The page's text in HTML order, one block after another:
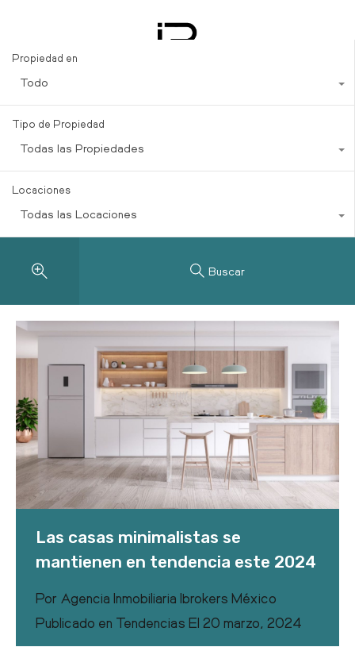
Propiedad en
Todo
Tipo de Propiedad
Todas las Propiedades
Locaciones
Todas las Locaciones
Buscar
Las casas minimalistas se
mantienen en tendencia este 2024
Por Agencia Inmobiliaria Ibrokers México
Publicado en Tendencias El 20 marzo, 2024